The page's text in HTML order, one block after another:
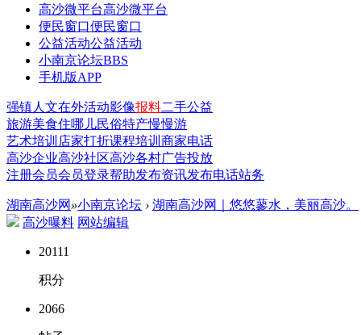
高沙微平台高沙微平台
便民窗口便民窗口
公益活动公益活动
小南京论坛BBS
手机版APP
强镇人文在外活动影像报料二手公益
旅游美食住哪儿民俗特产慢慢游
艺术培训 店家打折课程培训 商家电话
高沙企业高沙社区高沙各村广告投放
注册会员会员登录帮助发布资讯发布电话站务
湖南高沙网 »小南京论坛 › 湖南高沙网｜悠悠蓼水，美丽高沙。
高沙曝料 网站编辑
20111
积分
2066